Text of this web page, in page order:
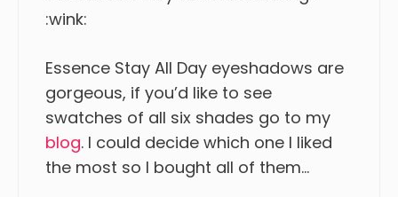
:wink:
Essence Stay All Day eyeshadows are
gorgeous, if you’d like to see
swatches of all six shades go to my
blog. I could decide which one I liked
the most so I bought all of them…